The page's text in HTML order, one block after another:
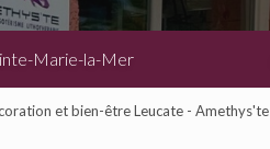
Marie-la-Mer
et bien-être Leucate - Amethys'te